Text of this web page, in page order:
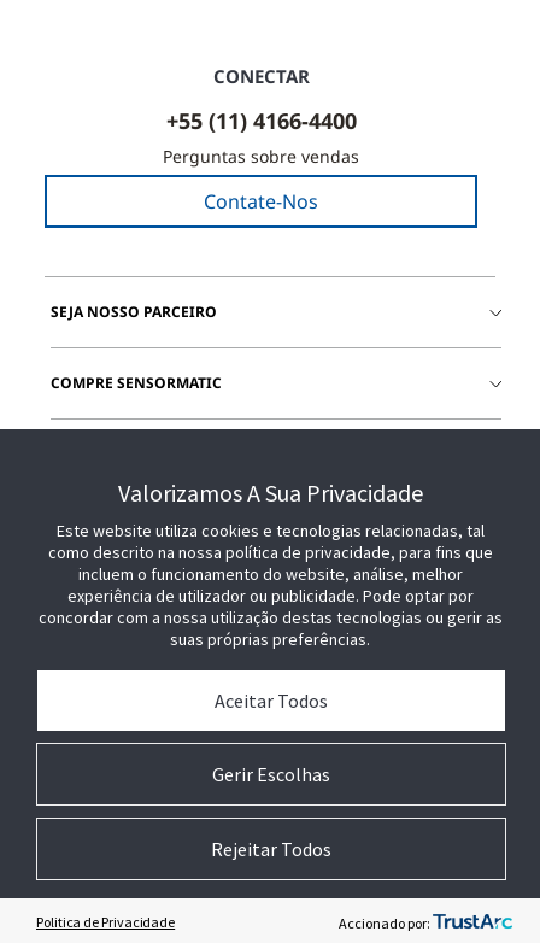
CONECTAR
+55 (11) 4166-4400
Perguntas sobre vendas
Contate-Nos
SEJA NOSSO PARCEIRO
COMPRE SENSORMATIC
© 2026 Johnson Controls. Todos os direitos reservados.
Jurídico
Configurações de
Termos
Valorizamos A Sua Privacidade
Este website utiliza cookies e tecnologias relacionadas, tal
como descrito na nossa política de privacidade, para fins que
incluem o funcionamento do website, análise, melhor
experiência de utilizador ou publicidade. Pode optar por
concordar com a nossa utilização destas tecnologias ou gerir as
suas próprias preferências.
Gerir Escolhas
Aceitar Todos
Rejeitar Todos
Politica de Privacidade Accionado por:
Preferências
de Cookies